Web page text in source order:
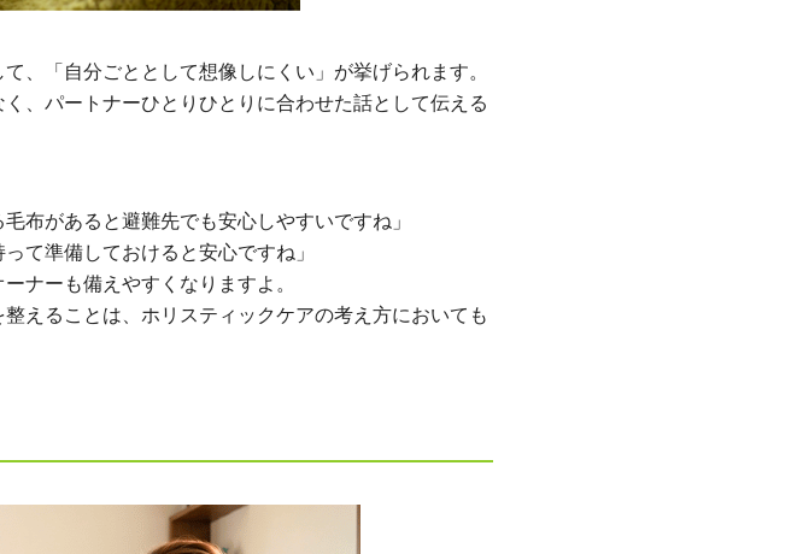
、「自分ごととして想像しにくい」が挙げられます。
、パートナーひとりひとりに合わせた話として伝える
布があると避難先でも安心しやすいですね」
て準備しておけると安心ですね」
ナーも備えやすくなりますよ。
えることは、ホリスティックケアの考え方においても